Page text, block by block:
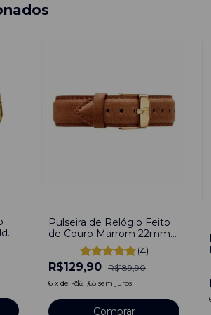
Pulseira de Relógio Feito
de Couro Marrom 22mm
de Fivela Com pinos
(4)
R$129,90 R$189,90
6 x de R$21,65 sem juros
Comprar